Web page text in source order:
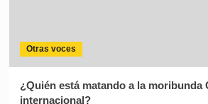
Otras voces
¿Quién está matando a la moribunda
internacional?